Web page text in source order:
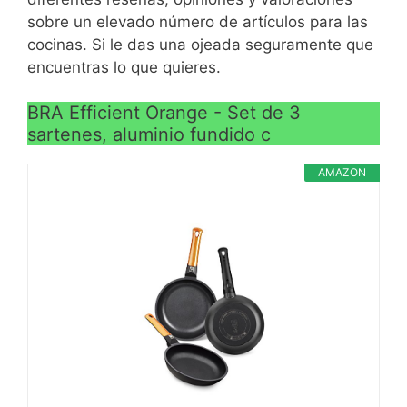
agujeros, permite una
perfecta distribución y
aprovechamiento máximo
cocinar
quemaduras.
Energy System)
sobre un elevado número de artículos para las
cocinas. Si le das una ojeada seguramente que
encuentras lo que quieres.
BRA Efficient Orange - Set de 3
sartenes, aluminio fundido c
AMAZON